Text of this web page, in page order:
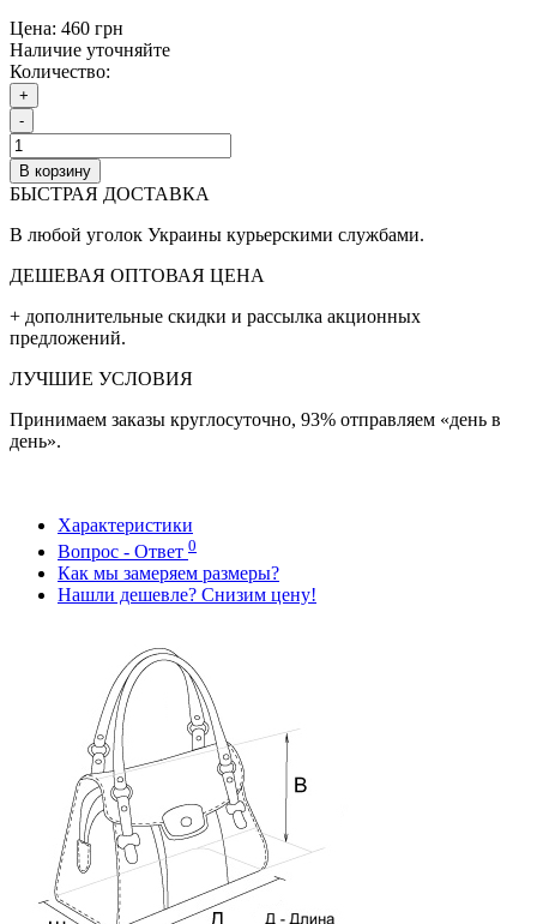
Цена: 460 грн
Наличие уточняйте
Количество:
+
-
В корзину
БЫСТРАЯ ДОСТАВКА
В любой уголок Украины курьерскими службами.
ДЕШЕВАЯ ОПТОВАЯ ЦЕНА
+ дополнительные cкидки и рассылка акционных
предложений.
ЛУЧШИЕ УСЛОВИЯ
Принимаем заказы круглосуточно, 93% отправляем «день в
день».
Характеристики
Вопрос - Ответ 0
Как мы замеряем размеры?
Нашли дешевле? Снизим цену!